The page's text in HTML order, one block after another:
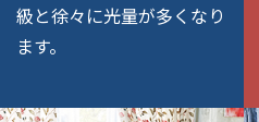
級と徐々に光量が多くなり
ます。